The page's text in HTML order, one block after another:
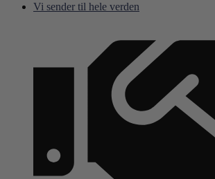
Vi sender til hele verden